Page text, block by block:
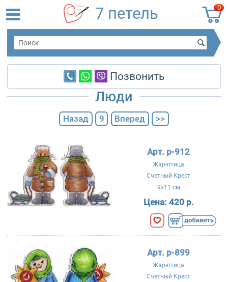
0
7 петель
Позвонить
Люди
Назад 9 Вперед >>
Арт. р-912
Жар-птица
Счетный Крест
9x11 см
Цена: 420 р.
Арт. р-899
Жар-птица
Счетный Крест